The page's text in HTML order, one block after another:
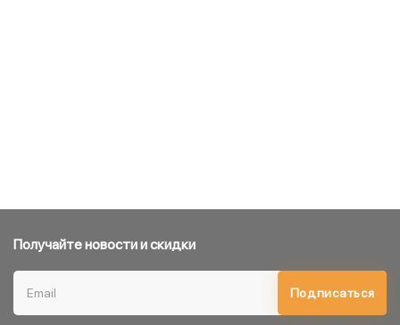
Получайте новости и скидки
Подписаться